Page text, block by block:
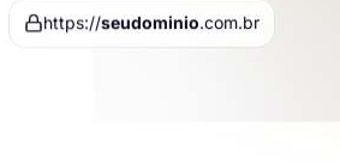
https://seudominio.com.br